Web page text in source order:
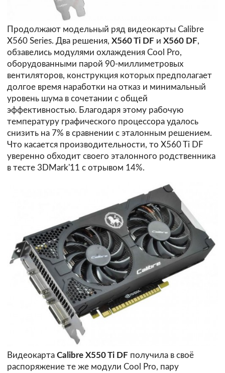
Продолжают модельный ряд видеокарты Calibre
X560 Series. Два решения, X560 Ti DF и X560 DF,
обзавелись модулями охлаждения Cool Pro,
оборудованными парой 90-миллиметровых
вентиляторов, конструкция которых предполагает
долгое время наработки на отказ и минимальный
уровень шума в сочетании с общей
эффективностью. Благодаря этому рабочую
температуру графического процессора удалось
снизить на 7% в сравнении с эталонным решением.
Что касается производительности, то X560 Ti DF
уверенно обходит своего эталонного родственника
в тесте 3DMark'11 с отрывом 14%.
Видеокарта Calibre X550 Ti DF получила в своё
распоряжение те же модули Cool Pro, пару